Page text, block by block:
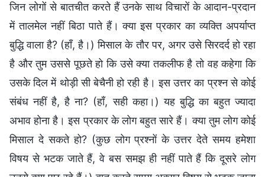
जिन लोगों से बातचीत करते हैं उनके साथ विचारों के आदान-प्रदान
में तालमेल नहीं बिठा पाते हैं। क्या इस प्रकार का व्यक्ति अपर्याप्त
बुद्धि वाला है? (हाँ, है।) मिसाल के तौर पर, अगर उसे सिरदर्द हो रहा
है और तुम उससे पूछते हो कि उसे क्या तकलीफ है तो वह कहेगा कि
उसके दिल में थोड़ी सी बेचैनी हो रही है। इस उत्तर का प्रश्न से कोई
संबंध नहीं है, है ना? (हाँ, सही कहा।) यह बुद्धि का बहुत ज्यादा
अभाव होना है। इस प्रकार के लोग बहुत सारे हैं। क्या तुम लोग कोई
मिसाल दे सकते हो? (कुछ लोग प्रश्नों के उत्तर देते समय हमेशा
विषय से भटक जाते हैं, वे बस समझ ही नहीं पाते हैं कि दूसरे लोग